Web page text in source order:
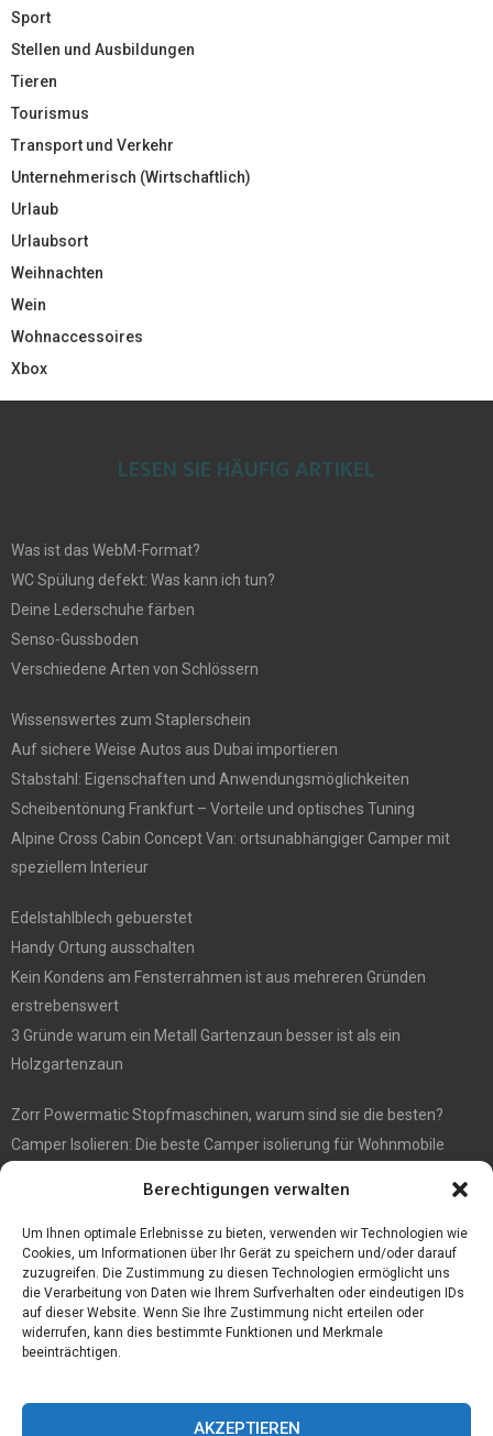
Berechtigungen verwalten
Um Ihnen optimale Erlebnisse zu bieten, verwenden wir Technologien wie
Cookies, um Informationen über Ihr Gerät zu speichern und/oder darauf
zuzugreifen. Die Zustimmung zu diesen Technologien ermöglicht uns
die Verarbeitung von Daten wie Ihrem Surfverhalten oder eindeutigen IDs
auf dieser Website. Wenn Sie Ihre Zustimmung nicht erteilen oder
widerrufen, kann dies bestimmte Funktionen und Merkmale
beeinträchtigen.
AKZEPTIEREN
Sport
Stellen und Ausbildungen
Tieren
Tourismus
Transport und Verkehr
Unternehmerisch (Wirtschaftlich)
Urlaub
Urlaubsort
Weihnachten
Wein
Wohnaccessoires
Xbox
LESEN SIE HÄUFIG ARTIKEL
Was ist das WebM-Format?
WC Spülung defekt: Was kann ich tun?
Deine Lederschuhe färben
Senso-Gussboden
Verschiedene Arten von Schlössern
Wissenswertes zum Staplerschein
Auf sichere Weise Autos aus Dubai importieren
Stabstahl: Eigenschaften und Anwendungsmöglichkeiten
Scheibentönung Frankfurt – Vorteile und optisches Tuning
Alpine Cross Cabin Concept Van: ortsunabhängiger Camper mit
speziellem Interieur
Edelstahlblech gebuerstet
Handy Ortung ausschalten
Kein Kondens am Fensterrahmen ist aus mehreren Gründen
erstrebenswert
3 Gründe warum ein Metall Gartenzaun besser ist als ein
Holzgartenzaun
Zorr Powermatic Stopfmaschinen, warum sind sie die besten?
Camper Isolieren: Die beste Camper isolierung für Wohnmobile
Immobilienmakler Gökay Gündüz
Masterarbeit auf Englisch: Anleitung zum Verfassen